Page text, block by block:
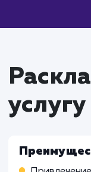
Что
услуги
Работа